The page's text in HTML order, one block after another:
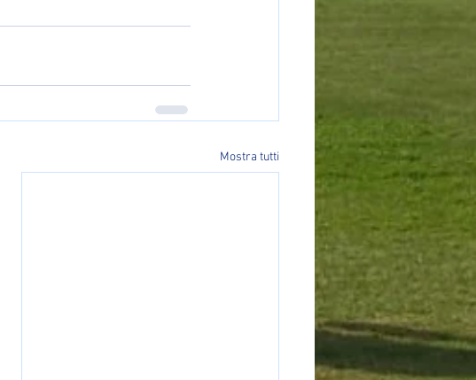
Mostra tutti